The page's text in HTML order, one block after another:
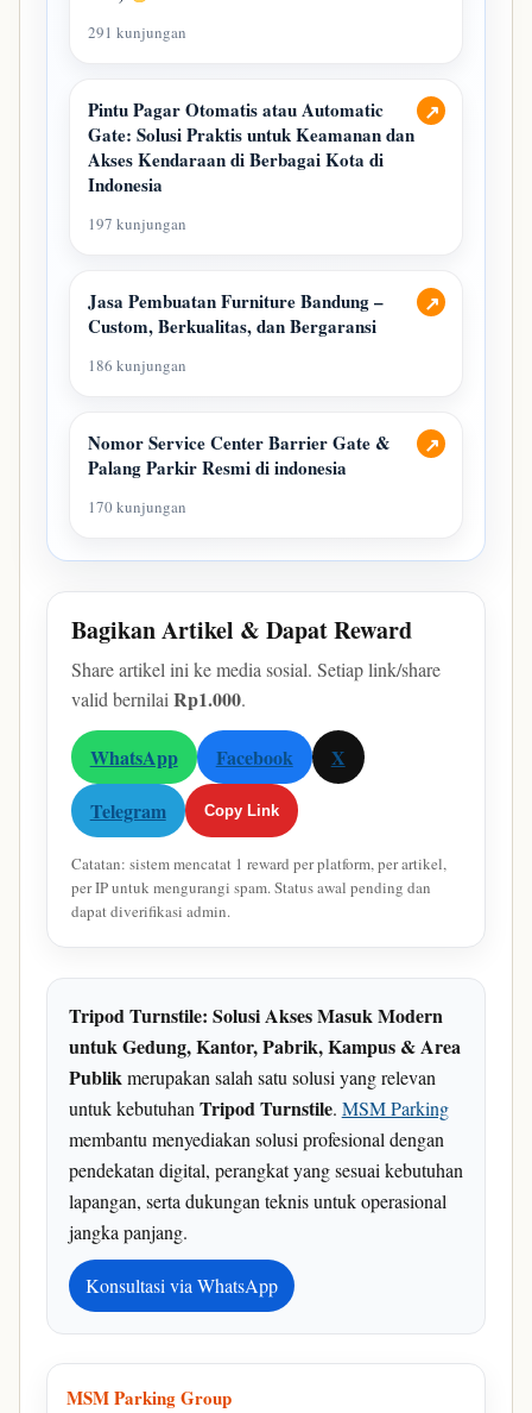
291 kunjungan
↗
Pintu Pagar Otomatis atau Automatic
Gate: Solusi Praktis untuk Keamanan dan
Akses Kendaraan di Berbagai Kota di
Indonesia
197 kunjungan
↗
Jasa Pembuatan Furniture Bandung –
Custom, Berkualitas, dan Bergaransi
186 kunjungan
↗
Nomor Service Center Barrier Gate &
Palang Parkir Resmi di indonesia
170 kunjungan
Bagikan Artikel & Dapat Reward
Share artikel ini ke media sosial. Setiap link/share
valid bernilaiRp1.000.
WhatsApp Facebook
X
Telegram
Copy Link
Catatan: sistem mencatat 1 reward per platform, per artikel,
per IP untuk mengurangi spam. Status awal pending dan
dapat diverifikasi admin.
Tripod Turnstile: Solusi Akses Masuk Modern
untuk Gedung, Kantor, Pabrik, Kampus & Area
Publikmerupakan salah satu solusi yang relevan
untuk kebutuhanTripod Turnstile. MSM Parking
membantu menyediakan solusi profesional dengan
pendekatan digital, perangkat yang sesuai kebutuhan
lapangan, serta dukungan teknis untuk operasional
jangka panjang.
Konsultasi via WhatsApp
MSM Parking Group